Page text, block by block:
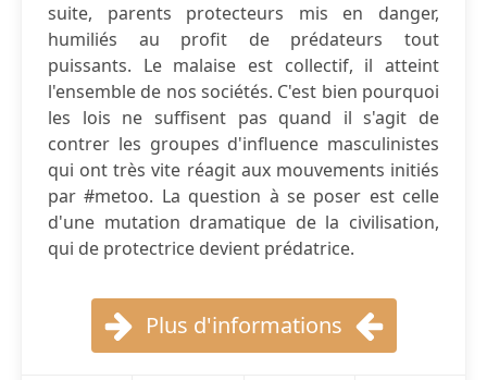
suite, parents protecteurs mis en danger,
humiliés au profit de prédateurs tout
puissants. Le malaise est collectif, il atteint
l'ensemble de nos sociétés. C'est bien pourquoi
les lois ne suffisent pas quand il s'agit de
contrer les groupes d'influence masculinistes
qui ont très vite réagit aux mouvements initiés
par #metoo. La question à se poser est celle
d'une mutation dramatique de la civilisation,
qui de protectrice devient prédatrice.
Plus d'informations